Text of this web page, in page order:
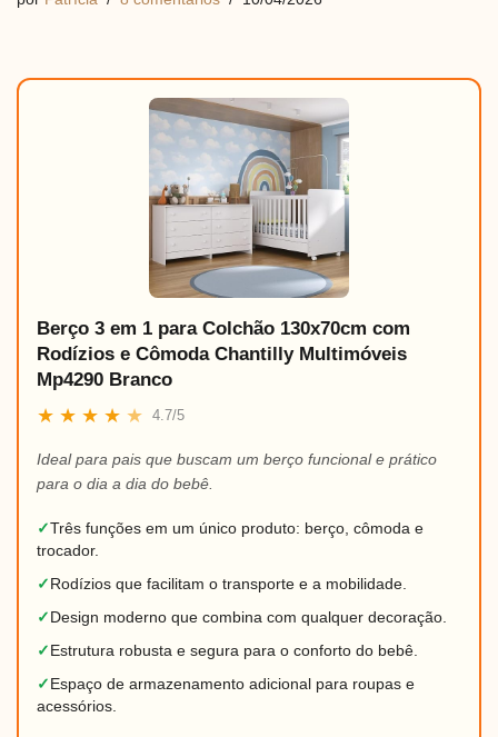
Berço 3 em 1 para Colchão 130x70cm com
Rodízios e Cômoda Chantilly Multimóveis
Mp4290 Branco
★ ★ ★ ★ ★ 4.7/5
Ideal para pais que buscam um berço funcional e prático
para o dia a dia do bebê.
✓Três funções em um único produto: berço, cômoda e
trocador.
✓ Rodízios que facilitam o transporte e a mobilidade.
✓ Design moderno que combina com qualquer decoração.
✓ Estrutura robusta e segura para o conforto do bebê.
✓ Espaço de armazenamento adicional para roupas e
acessórios.